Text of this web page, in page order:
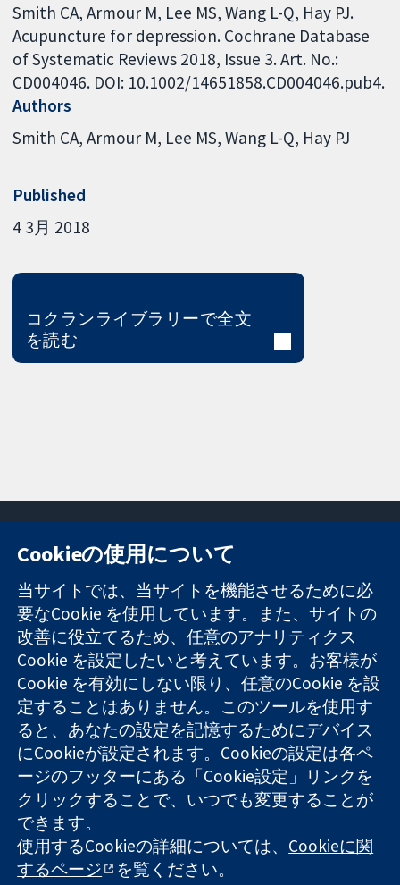
Smith CA, Armour M, Lee MS, Wang L-Q, Hay PJ.
Acupuncture for depression. Cochrane Database
of Systematic Reviews 2018, Issue 3. Art. No.:
CD004046. DOI: 10.1002/14651858.CD004046.pub4.
Authors
Smith CA Armour M Lee MS Wang L-Q Hay PJ
Published
4 3月 2018
コクランライブラリーで全文
を読む
信頼できるエビ
デンスと
情報に基づく意
思決定により
健康のさらなる
向上へ
11-13 Cavendish
Square
London
W1G 0AN
United Kingdom
お問い合わせ
ニュース
広報
コクランにつ
いて
採用
Cochrane
Library
コクラン・コラボレーションは、イングランド及びウェールズ
に登録された慈善団体（登録番号 1045921）および保証有限責
任会社（登録番号 03044323）です。付加価値税登録番号 GB
718 2127 49
Copyright © 2026 The Cochrane Collaboration
Cookieの使用について
当サイトでは、当サイトを機能させるために必
要なCookie を使用しています。また、サイトの
改善に役立てるため、任意のアナリティクス
Cookie を設定したいと考えています。お客様が
Cookie を有効にしない限り、任意のCookie を設
定することはありません。このツールを使用す
ると、あなたの設定を記憶するためにデバイス
にCookieが設定されます。Cookieの設定は各ペ
ージのフッターにある「Cookie設定」リンクを
クリックすることで、いつでも変更することが
できます。
使用するCookieの詳細については、 Cookieに関
するページ
を覧ください。